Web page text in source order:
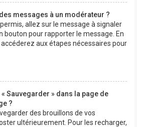
messages à un modérateur ?
allez sur le message à signaler
bouton pour rapporter le message. En
aux étapes nécessaires pour
Sauvegarder » dans la page de
?
des brouillons de vos
ultérieurement. Pour les recharger,